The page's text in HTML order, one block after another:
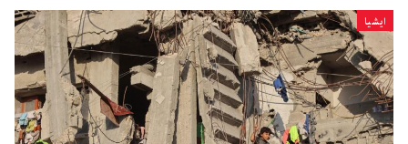
ایشیا